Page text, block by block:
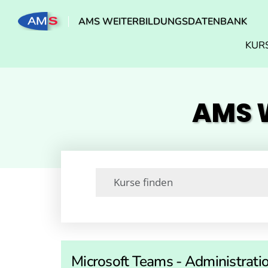
AMS WEITERBILDUNGSDATENBANK
AMS
Microsoft Teams -